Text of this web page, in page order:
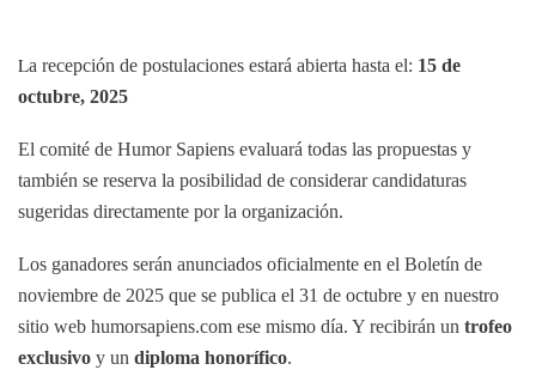
La recepción de postulaciones estará abierta hasta el: 15 de
octubre, 2025
El comité de Humor Sapiens evaluará todas las propuestas y
también se reserva la posibilidad de considerar candidaturas
sugeridas directamente por la organización.
Los ganadores serán anunciados oficialmente en el Boletín de
noviembre de 2025 que se publica el 31 de octubre y en nuestro
sitio web humorsapiens.com ese mismo día. Y recibirán un trofeo
exclusivo y un diploma honorífico.